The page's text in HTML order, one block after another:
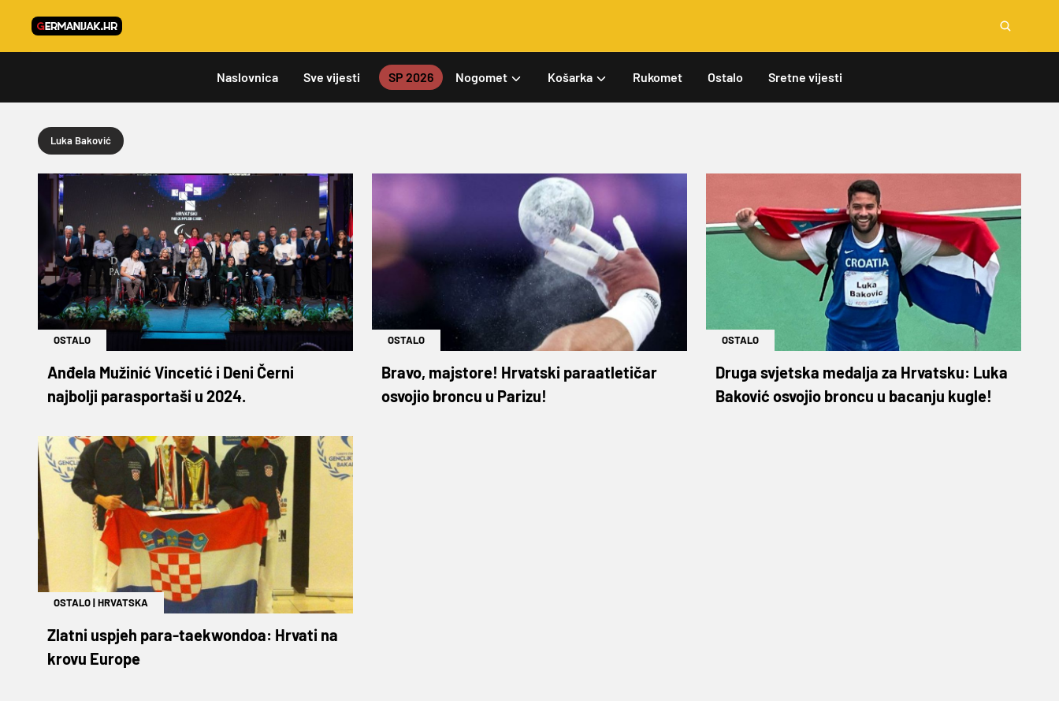
Naslovnica Sve vijesti SP 2026 Nogomet Košarka Rukomet Ostalo Sretne vijesti
Luka Baković
OSTALO
Anđela Mužinić Vincetić i Deni Černi
najbolji parasportaši u 2024.
OSTALO
Bravo, majstore! Hrvatski paraatletičar
osvojio broncu u Parizu!
OSTALO
Druga svjetska medalja za Hrvatsku: Luka
Baković osvojio broncu u bacanju kugle!
OSTALO|HRVATSKA
Zlatni uspjeh para-taekwondoa: Hrvati na
krovu Europe